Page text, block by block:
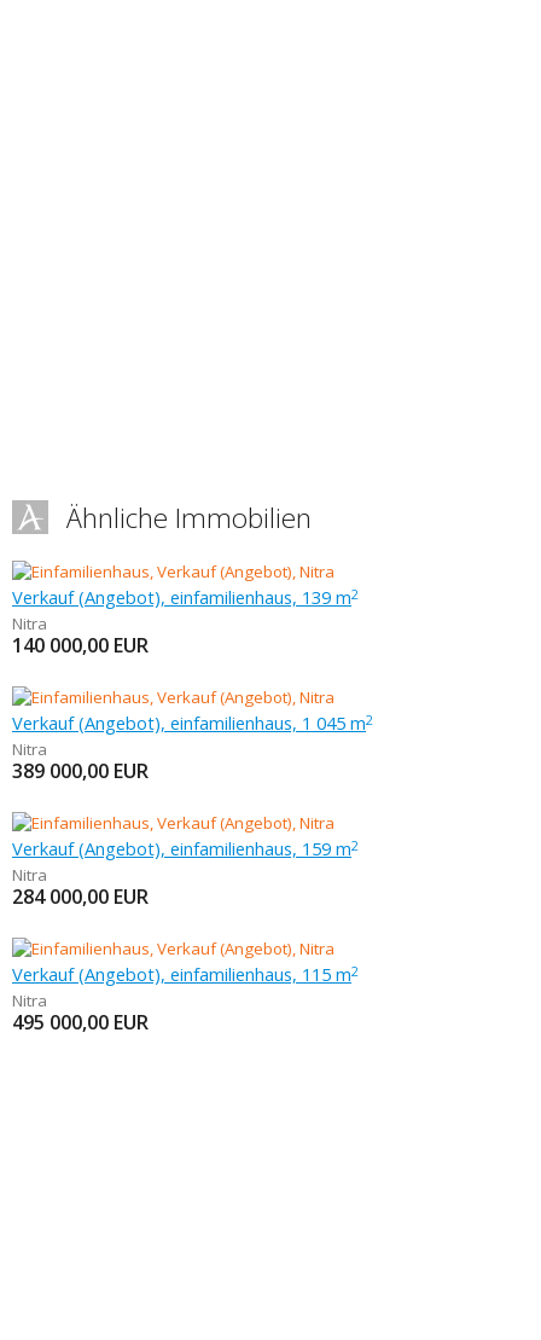
Ähnliche Immobilien
Verkauf (Angebot), einfamilienhaus, 139 m2
Nitra
140 000,00 EUR
Verkauf (Angebot), einfamilienhaus, 1 045 m2
Nitra
389 000,00 EUR
Verkauf (Angebot), einfamilienhaus, 159 m2
Nitra
284 000,00 EUR
Verkauf (Angebot), einfamilienhaus, 115 m2
Nitra
495 000,00 EUR